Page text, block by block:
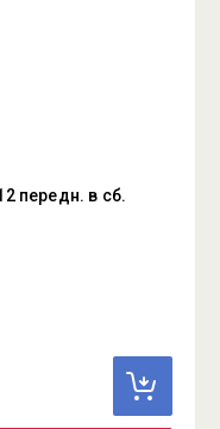
передн. в сб.